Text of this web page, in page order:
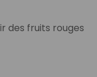
des fruits rouges